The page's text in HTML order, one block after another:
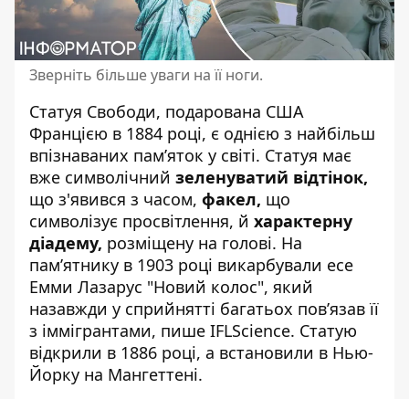
Зверніть більше уваги на її ноги.
Статуя Свободи, подарована США
Францією в 1884 році, є однією з найбільш
впізнаваних пам’яток у світі. Статуя має
вже символічний зеленуватий відтінок,
що з'явився з часом, факел, що
символізує просвітлення, й характерну
діадему, розміщену на голові. На
пам’ятнику в 1903 році викарбували есе
Емми Лазарус "Новий колос", який
назавжди у сприйнятті багатьох пов’язав її
з іммігрантами, пише IFLScience. Статую
відкрили в 1886 році, а встановили в Нью-
Йорку на Мангеттені.